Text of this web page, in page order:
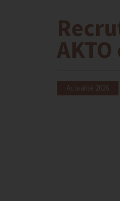
Actualité 2026